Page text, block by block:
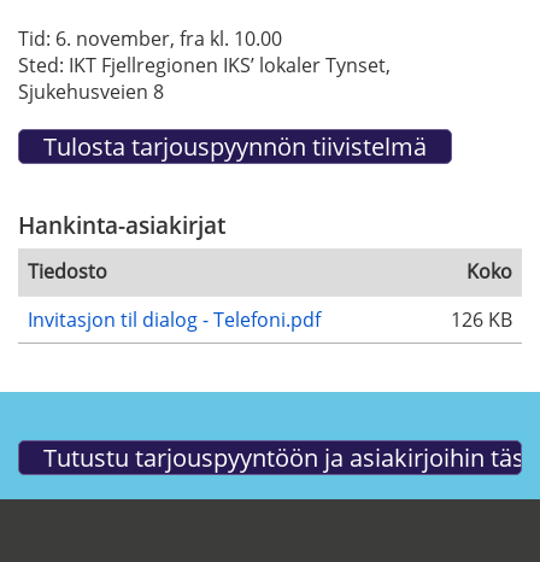
Tid: 6. november, fra kl. 10.00
Sted: IKT Fjellregionen IKS’ lokaler Tynset,
Sjukehusveien 8
Hankinta-asiakirjat
Tiedosto
Koko
Invitasjon til dialog - Telefoni.pdf
126 KB